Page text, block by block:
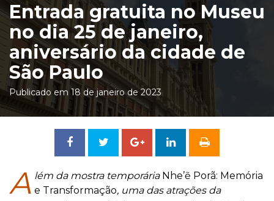
Entrada gratuita no Museu
no dia 25 de janeiro,
aniversário da cidade de
São Paulo
Publicado em 18 de janeiro de 2023
Compartilhar
Facebook
TweetarCompartilhar
no
Google
A lém da mostra temporária Nhe’ẽ Porã: Memória
e Transformação, uma das atrações da